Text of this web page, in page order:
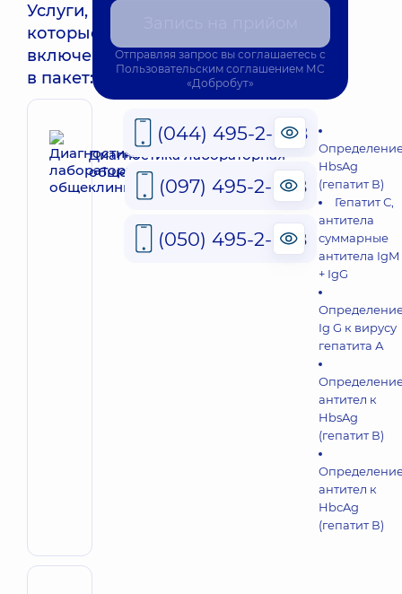
Услуги,
которые
включены
в пакет:
Диагностика лабораторная
общеклиническая
HbsAg
(гепатит В)
Гепатит С,
антитела
суммарные
антитела IgM
+ IgG
Ig G к вирусу
гепатита А
антител к
HbsAg
(гепатит В)
антител к
HbсAg
(гепатит В)
Отправляя запрос вы соглашаетесь с
Пользовательским соглашением МС
«Добробут»
(044) 495-2-888
(097) 495-2-888
(050) 495-2-888